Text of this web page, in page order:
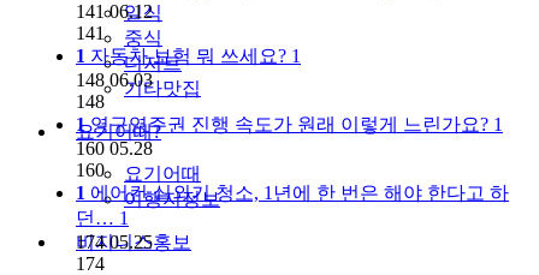
일식
중식
디저트
기타맛집
요기어때?
요기어때
여행지정보
비지니스홍보
141 06.12
141
1 자동차 보험 뭐 쓰세요? 1
148 06.03
148
1 영구영주권 진행 속도가 원래 이렇게 느린가요? 1
160 05.28
160
1 에어컨 실외기 청소, 1년에 한 번은 해야 한다고 하
던… 1
174 05.25
174